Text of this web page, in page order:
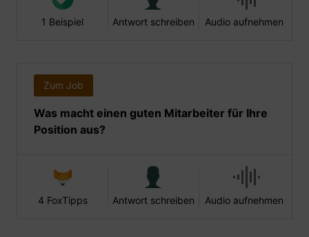
1 Beispiel Antwort schreiben Audio aufnehmen
Zum Job
Was macht einen guten Mitarbeiter für Ihre
Position aus?
4 FoxTipps Antwort schreiben Audio aufnehmen